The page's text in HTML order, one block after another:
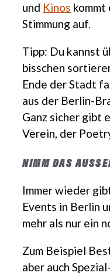
und Kinos
Stimmung auf.
Tipp: Du kannst
bisschen
Ende der Stadt
aus der Berlin-
Ganz sicher gibt
Verein, der
NIMM DAS
Immer wieder
Events in Berlin
mehr als nur ein
Zum Beispiel
aber auch